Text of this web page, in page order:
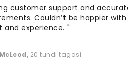
customer support and
Couldn’t be happier with
and experience. "
, 20 tundi tagasi